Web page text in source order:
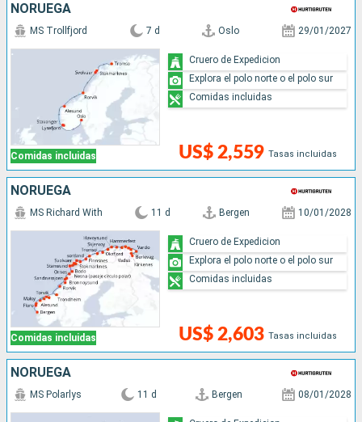
NORUEGA
Comidas incluidas
MS Trollfjord 7 d Oslo 29/01/2027
US$ 2,559 Tasas incluidas
Cruero de Expedicion
Explora el polo norte o el polo sur
Comidas incluidas
NORUEGA
Comidas incluidas
MS Richard With 11 d Bergen 10/01/2028
US$ 2,603 Tasas incluidas
Cruero de Expedicion
Explora el polo norte o el polo sur
Comidas incluidas
NORUEGA
MS Polarlys 11 d Bergen 08/01/2028